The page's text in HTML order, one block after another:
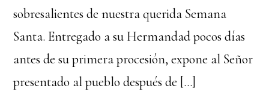
sobresalientes de nuestra querida Semana
Santa. Entregado a su Hermandad pocos días
antes de su primera procesión, expone al Señor
presentado al pueblo después de […]